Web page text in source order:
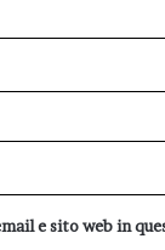
e sito web in